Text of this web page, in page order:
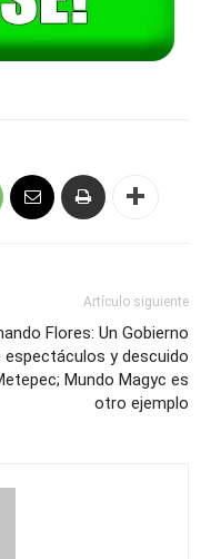
Artículo siguiente
Flores: Un Gobierno
espectáculos y descuido
Mundo Magyc es
otro ejemplo